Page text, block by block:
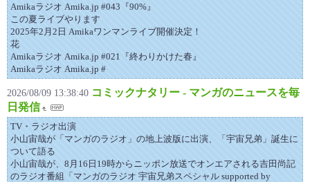
Amikaラジオ Amika.jp #043『90%』
この夏ライブやります
2025年2月2日 Amikaワンマンライブ開催決定！
花
Amikaラジオ Amika.jp #021『終わりかけた春』
Amikaラジオ Amika.jp #
2026/08/09 13:38:40 コミックナタリー - マンガのニュースを毎
日発信
TV・ラジオ出演
小山宙哉が「マンガのラジオ」の地上波版に出演、「宇宙兄弟」誕生に
ついて語る
小山宙哉が、8月16日19時からニッポン放送でオンエアされる吉田尚記
のラジオ番組「マンガのラジオ 宇宙兄弟スペシャル supported by